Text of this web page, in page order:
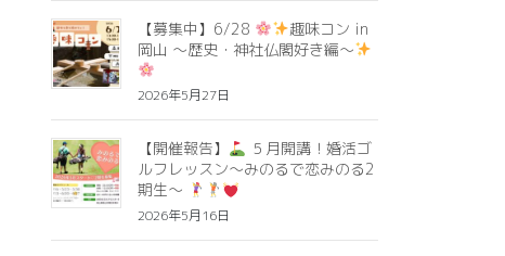
【募集中】6/28
趣味コン in
岡山 ～歴史・神社仏閣好き編～
2026年5月27日
【開催報告】
５月開講！婚活ゴ
ルフレッスン～みのるで恋みのる2
期生～
2026年5月16日